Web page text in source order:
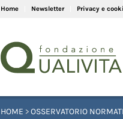
Home Newsletter Privacy e
HOME >OSSERVATORIO